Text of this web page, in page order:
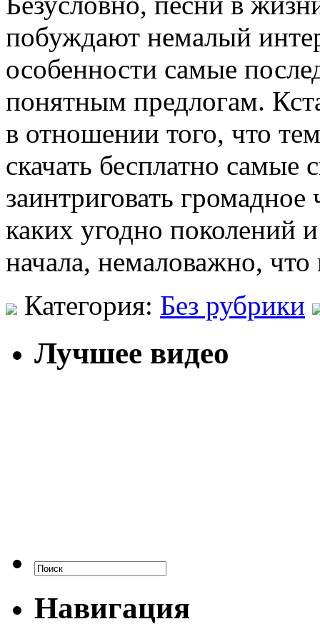
побуждают немалый
особенности самые
понятным предлогам.
в отношении того, что
скачать бесплатно самые
заинтриговать
каких угодно поколений
начала, немаловажно,
Категория: Без рубрики
Лучшее видео
Навигация